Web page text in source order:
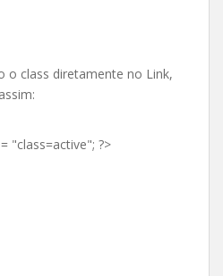
o class diretamente no Link,
"class=active"; ?>